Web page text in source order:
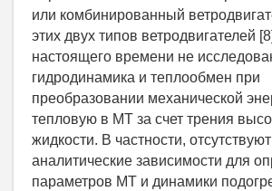
или комбинированный
этих двух типов ветродвигателей
настоящего времени не
гидродинамика и теплообмен при
преобразовании механической
тепловую в МТ за счет трения
жидкости. В частности, отсутствуют
аналитические зависимости для
параметров МТ и динамики